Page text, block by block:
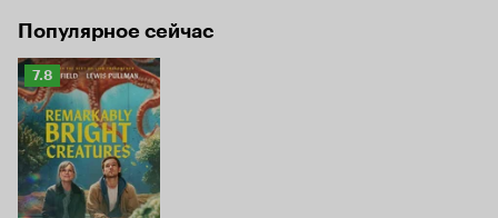
Популярное сейчас
Рейтинг
Кинопоиска
7.8
7.8